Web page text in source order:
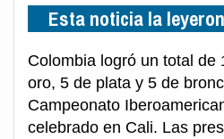
Esta noticia la
Colombia logró un total de
oro, 5 de plata y 5 de
Campeonato
celebrado en Cali. Las